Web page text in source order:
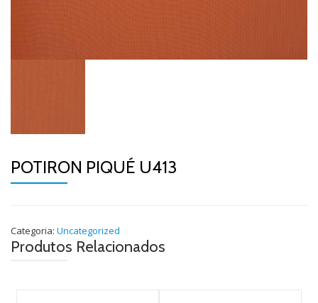
POTIRON PIQUÉ U413
Categoria: Uncategorized
Produtos Relacionados